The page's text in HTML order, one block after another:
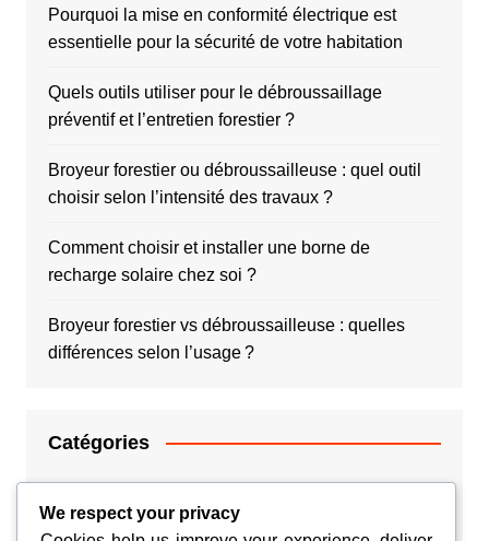
Pourquoi la mise en conformité électrique est
essentielle pour la sécurité de votre habitation
Quels outils utiliser pour le débroussaillage
préventif et l’entretien forestier ?
Broyeur forestier ou débroussailleuse : quel outil
choisir selon l’intensité des travaux ?
Comment choisir et installer une borne de
recharge solaire chez soi ?
Broyeur forestier vs débroussailleuse : quelles
différences selon l’usage ?
Catégories
We respect your privacy